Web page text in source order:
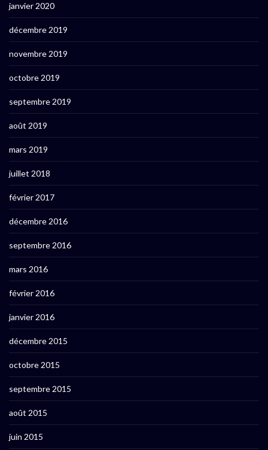
janvier 2020
décembre 2019
novembre 2019
octobre 2019
septembre 2019
août 2019
mars 2019
juillet 2018
février 2017
décembre 2016
septembre 2016
mars 2016
février 2016
janvier 2016
décembre 2015
octobre 2015
septembre 2015
août 2015
juin 2015